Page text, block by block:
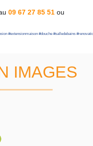
09 67 27 85 51 ou
#extensionmaison #douche #salledebains #
IMAGES